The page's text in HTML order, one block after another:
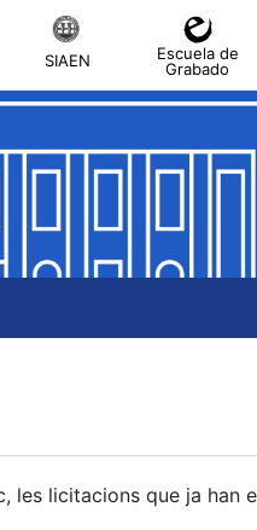
SIAEN
Escuela de
Grabado
les licitacions que ja